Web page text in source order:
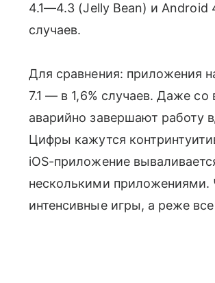
4.1—4.3 (Jelly Bean) и Android
случаев.
Для сравнения: приложения
7.1 — в 1,6% случаев. Даже со
аварийно завершают работу
Цифры кажутся
iOS-приложение
несколькими приложениями.
интенсивные игры, а реже